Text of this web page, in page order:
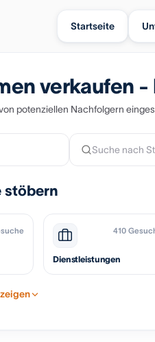
Startseite
verkaufen
potenziellen Nachfolgern
stöbern
410
Dienstleistungen